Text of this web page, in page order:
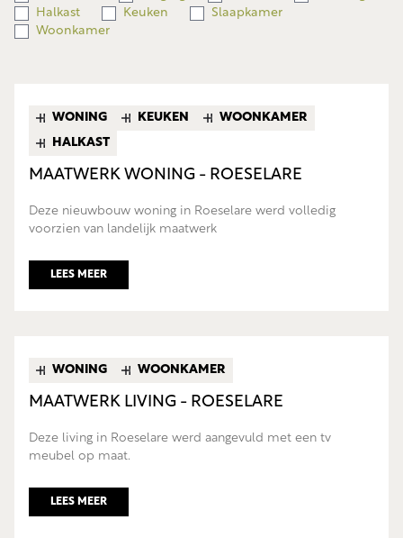
Halkast
Keuken
Slaapkamer
Woonkamer
WONING KEUKEN
WOONKAMER
HALKAST
MAATWERK WONING - ROESELARE
Deze nieuwbouw woning in Roeselare werd volledig
voorzien van landelijk maatwerk
LEES MEER
WONING WOONKAMER
MAATWERK LIVING - ROESELARE
Deze living in Roeselare werd aangevuld met een tv
meubel op maat.
LEES MEER